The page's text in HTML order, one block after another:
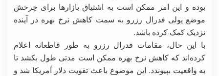
بوده و این امر ممکن است به اشتیاق بازارها برای چرخش
موضع پولی فدرال رزرو به سمت کاهش نرخ بهره در آینده
نزدیک کمک کرده باشد.
با این حال، مقامات فدرال رزرو به طور قاطعانه اعلام
کرده‌اند که کاهش نرخ بهره ممکن است مدتی طول بکشد تا
به واقعیت بپیوندد. این موضوع باعث تقویت دلار آمریکا شد و